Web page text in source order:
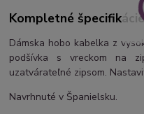
Kompletné
Dámska hobo kabelka z
podšívka s vreckom na
uzatvárateľné zipsom.
Navrhnuté v Španielsku.